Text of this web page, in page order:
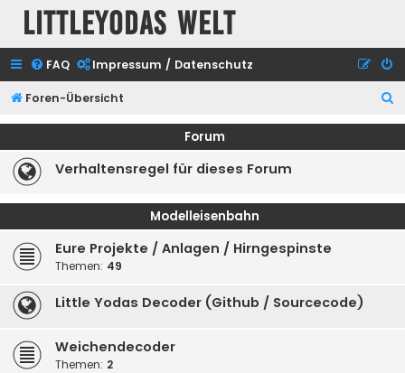
Littleyodas Welt
FAQ Impressum / Datenschutz
Foren-Übersicht
u
Forum
Verhaltensregel für dieses Forum
Modelleisenbahn
Eure Projekte / Anlagen / Hirngespinste
Themen: 49
Little Yodas Decoder (Github / Sourcecode)
Weichendecoder
Themen: 2